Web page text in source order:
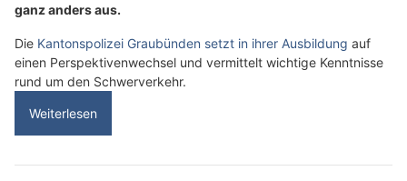
ganz anders aus.
Die Kantonspolizei Graubünden setzt in ihrer Ausbildung auf
einen Perspektivenwechsel und vermittelt wichtige Kenntnisse
rund um den Schwerverkehr.
Weiterlesen